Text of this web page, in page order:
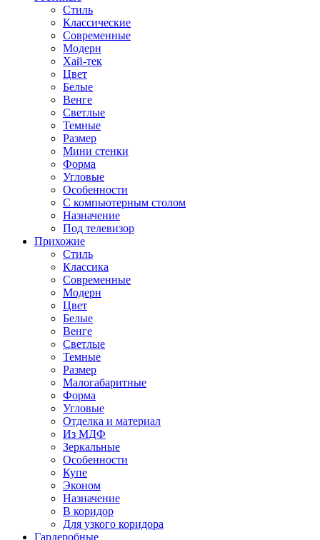
Стиль
Классические
Современные
Модерн
Хай-тек
Цвет
Белые
Венге
Светлые
Темные
Размер
Мини стенки
Форма
Угловые
Особенности
С компьютерным столом
Назначение
Под телевизор
Прихожие
Стиль
Классика
Современные
Модерн
Цвет
Белые
Венге
Светлые
Темные
Размер
Малогабаритные
Форма
Угловые
Отделка и материал
Из МДФ
Зеркальные
Особенности
Купе
Эконом
Назначение
В коридор
Для узкого коридора
Гардеробные